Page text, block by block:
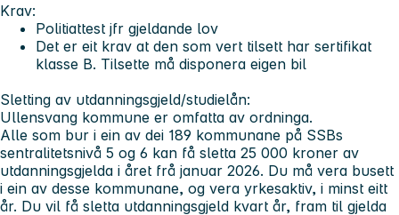
Krav:
Politiattest jfr gjeldande lov
Det er eit krav at den som vert tilsett har sertifikat
klasse B. Tilsette må disponera eigen bil
Sletting av utdanningsgjeld/studielån:
Ullensvang kommune er omfatta av ordninga.
Alle som bur i ein av dei 189 kommunane på SSBs
sentralitetsnivå 5 og 6 kan få sletta 25 000 kroner av
utdanningsgjelda i året frå januar 2026. Du må vera busett
i ein av desse kommunane, og vera yrkesaktiv, i minst eitt
år. Du vil få sletta utdanningsgjeld kvart år, fram til gjelda